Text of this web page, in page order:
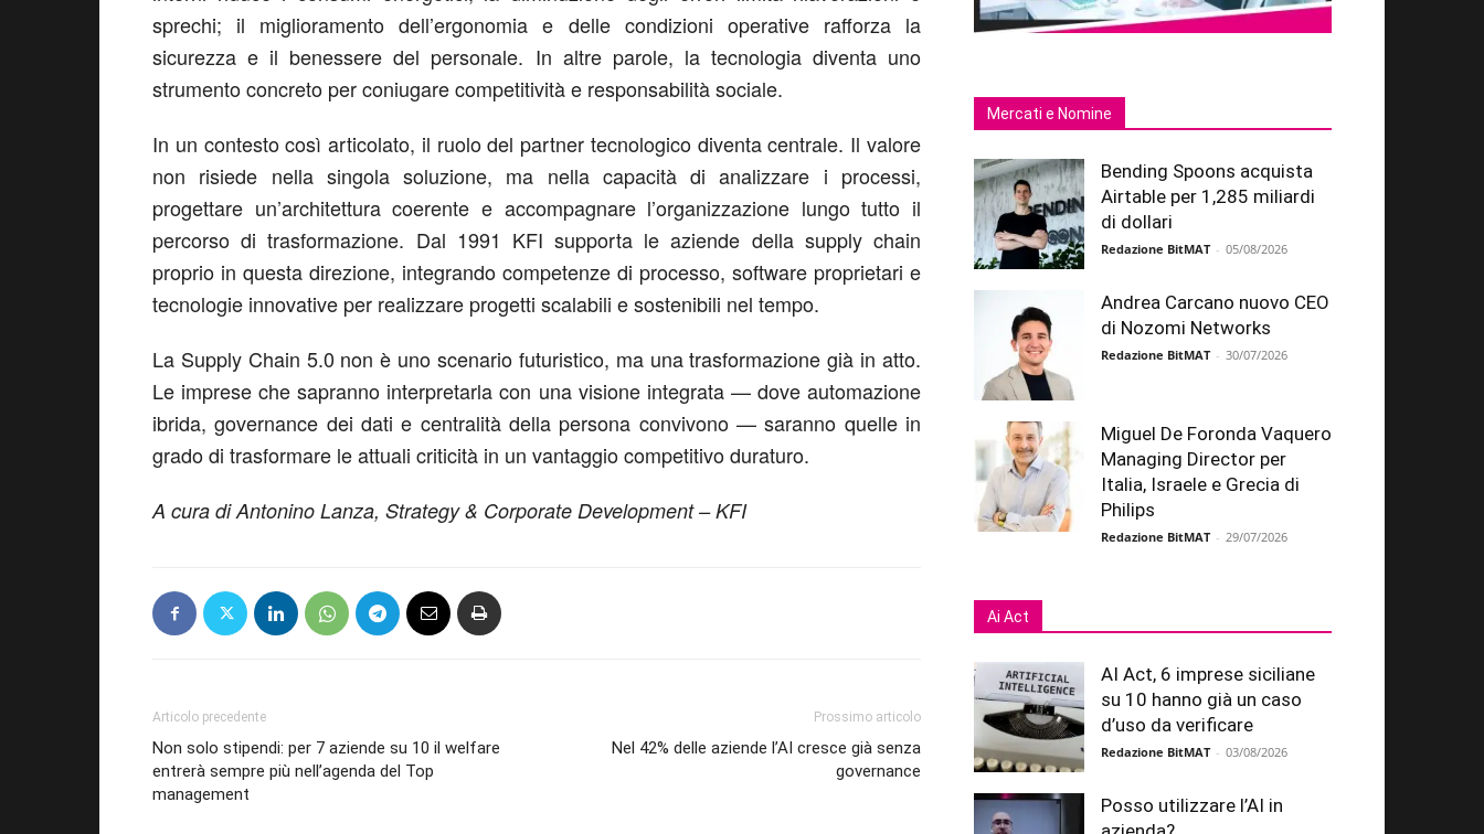
sprechi; il miglioramento dell’ergonomia e delle condizioni operative rafforza la
sicurezza e il benessere del personale. In altre parole, la tecnologia diventa uno
strumento concreto per coniugare competitività e responsabilità sociale.
In un contesto così articolato, il ruolo del partner tecnologico diventa centrale. Il valore
non risiede nella singola soluzione, ma nella capacità di analizzare i processi,
progettare un’architettura coerente e accompagnare l’organizzazione lungo tutto il
percorso di trasformazione. Dal 1991 KFI supporta le aziende della supply chain
proprio in questa direzione, integrando competenze di processo, software proprietari e
tecnologie innovative per realizzare progetti scalabili e sostenibili nel tempo.
La Supply Chain 5.0 non è uno scenario futuristico, ma una trasformazione già in atto.
Le imprese che sapranno interpretarla con una visione integrata — dove automazione
ibrida, governance dei dati e centralità della persona convivono — saranno quelle in
grado di trasformare le attuali criticità in un vantaggio competitivo duraturo.
A cura di Antonino Lanza, Strategy & Corporate Development – KFI
Articolo precedente
Non solo stipendi: per 7 aziende su 10 il welfare
entrerà sempre più nell’agenda del Top
management
Prossimo articolo
Nel 42% delle aziende l’AI cresce già senza
governance
Mercati e Nomine
Bending Spoons acquista
Airtable per 1,285 miliardi
di dollari
Redazione BitMAT - 05/08/2026
Andrea Carcano nuovo CEO
di Nozomi Networks
Redazione BitMAT - 30/07/2026
Miguel De Foronda Vaquero
Managing Director per
Italia, Israele e Grecia di
Philips
Redazione BitMAT - 29/07/2026
Ai Act
AI Act, 6 imprese siciliane
su 10 hanno già un caso
d’uso da verificare
Redazione BitMAT - 03/08/2026
Posso utilizzare l’AI in